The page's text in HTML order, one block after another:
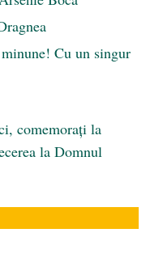
Cu un singur
comemorați la
la Domnul